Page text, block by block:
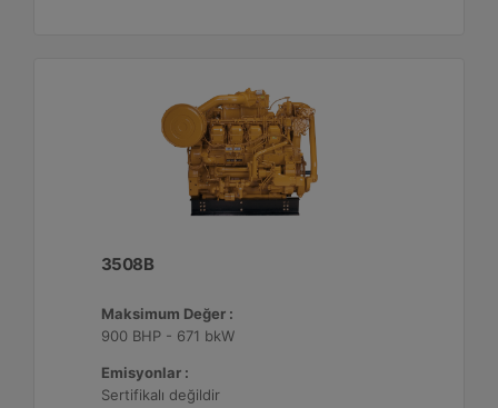
3508B
Maksimum Değer :
900 BHP - 671 bkW
Emisyonlar :
Sertifikalı değildir